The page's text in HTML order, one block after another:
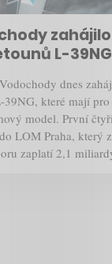
L-39NG
dnes
které mají
model. První
LOM Praha, který
zaplatí 2,1